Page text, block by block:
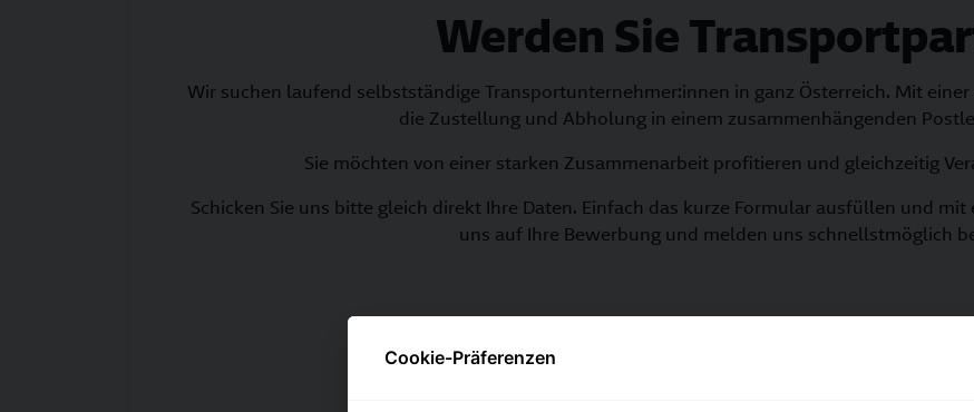
Werden Sie
Wir suchen laufend selbstständige Transportunternehmer:innen in ganz Österreich. Mit
die Zustellung und Abholung in einem zusammenhängenden
Sie möchten von einer starken Zusammenarbeit profitieren und gleichzeitig
Schicken Sie uns bitte gleich direkt Ihre Daten. Einfach das kurze Formular ausfüllen und mit
uns auf Ihre Bewerbung und melden uns schnellstmöglich
Cookie-Präferenzen